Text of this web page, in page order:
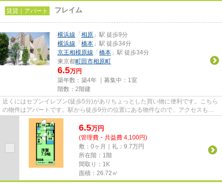
賃貸｜アパート フレイム
横浜線 「 相原 」駅 徒歩9分
横浜線 「 橋本 」駅 徒歩34分
京王相模原線 「 橋本 」駅 徒歩34分
東京都町田市相原町
6.5万円
築年数：築4年 ｜募集中： 1室
階数：2階建
近くにはセブンイレブン(徒歩5分)がありちょっとした買い物に便利です。こちら
の物件はアパートです。駅から徒歩9分の位置にある物件なので、アクセスも良
好です。令和4年に建設された...
6.5万円
(管理費・共益費 4,100円)
敷：0ヶ月｜礼：9.7万円
所在階：1階
間取り：1K
面積：26.72㎡